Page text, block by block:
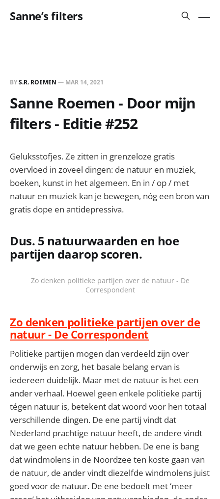
Sanne’s filters
BYS.R. ROEMEN — MAR 14, 2021
Sanne Roemen - Door mijn
filters - Editie #252
Geluksstofjes. Ze zitten in grenzeloze gratis
overvloed in zoveel dingen: de natuur en muziek,
boeken, kunst in het algemeen. En in / op / met
natuur en muziek kan je bewegen, nóg een bron van
gratis dope en antidepressiva.
Dus. 5 natuurwaarden en hoe
partijen daarop scoren.
Zo denken politieke partijen over de natuur - De
Correspondent
Zo denken politieke partijen over de
natuur - De Correspondent
Politieke partijen mogen dan verdeeld zijn over
onderwijs en zorg, het basale belang ervan is
iedereen duidelijk. Maar met de natuur is het een
ander verhaal. Hoewel geen enkele politieke partij
tégen natuur is, betekent dat woord voor hen totaal
verschillende dingen. De ene partij vindt dat
Nederland prachtige natuur heeft, de andere vindt
dat we geen echte natuur hebben. De ene is bang
dat windmolens in de Noordzee ten koste gaan van
de natuur, de ander vindt diezelfde windmolens juist
goed voor de natuur. De ene bedoelt met ‘meer